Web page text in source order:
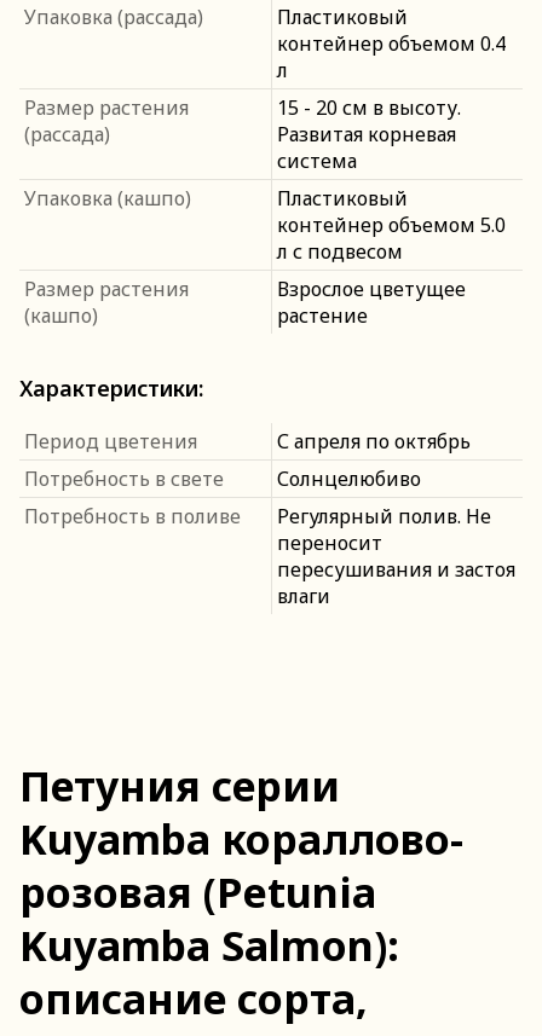
Упаковка (рассада)
Пластиковый
контейнер объемом 0.4
л
Размер растения
(рассада)
15 - 20 см в высоту.
Развитая корневая
система
Упаковка (кашпо)
Пластиковый
контейнер объемом 5.0
л с подвесом
Размер растения
(кашпо)
Взрослое цветущее
растение
Характеристики:
Период цветения
С апреля по октябрь
Потребность в свете
Солнцелюбиво
Потребность в поливе
Регулярный полив. Не
переносит
пересушивания и застоя
влаги
Петуния серии
Kuyamba кораллово-
розовая (Petunia
Kuyamba Salmon):
описание сорта,